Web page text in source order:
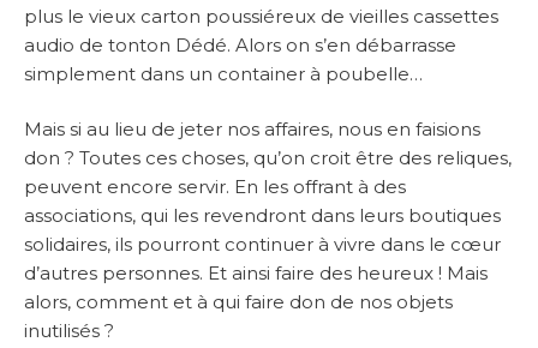
plus le vieux carton poussiéreux de vieilles cassettes
audio de tonton Dédé. Alors on s’en débarrasse
simplement dans un container à poubelle…
Mais si au lieu de jeter nos affaires, nous en faisions
don ? Toutes ces choses, qu’on croit être des reliques,
peuvent encore servir. En les offrant à des
associations, qui les revendront dans leurs boutiques
solidaires, ils pourront continuer à vivre dans le cœur
d’autres personnes. Et ainsi faire des heureux ! Mais
alors, comment et à qui faire don de nos objets
inutilisés ?